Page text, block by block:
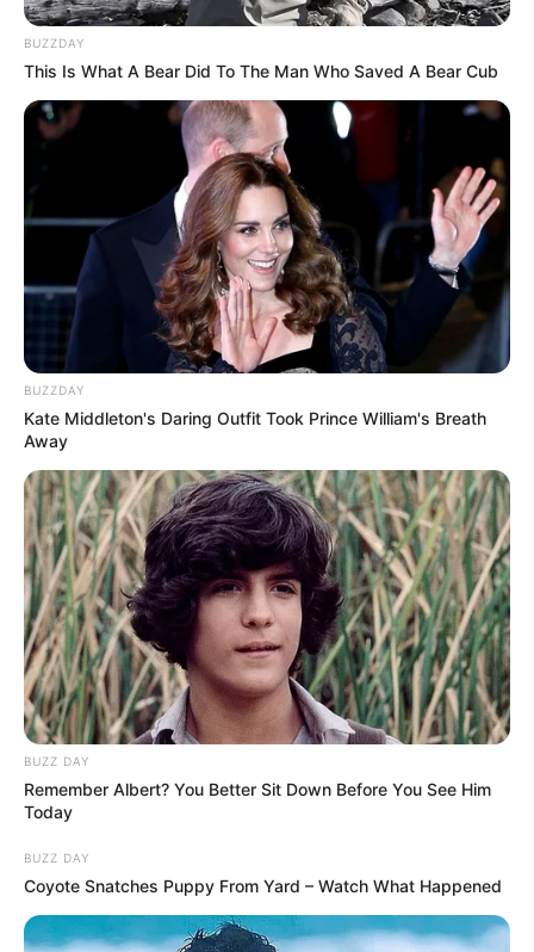
BUZZDAY
This Is What A Bear Did To The Man Who Saved A Bear Cub
BUZZDAY
Kate Middleton's Daring Outfit Took Prince William's Breath
Away
BUZZ DAY
Remember Albert? You Better Sit Down Before You See Him
Today
BUZZ DAY
Coyote Snatches Puppy From Yard – Watch What Happened